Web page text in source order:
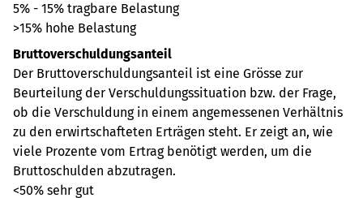
5% - 15% tragbare Belastung
>15% hohe Belastung
Bruttoverschuldungsanteil
Der Bruttoverschuldungsanteil ist eine Grösse zur
Beurteilung der Verschuldungssituation bzw. der Frage,
ob die Verschuldung in einem angemessenen Verhältnis
zu den erwirtschafteten Erträgen steht. Er zeigt an, wie
viele Prozente vom Ertrag benötigt werden, um die
Bruttoschulden abzutragen.
<50% sehr gut